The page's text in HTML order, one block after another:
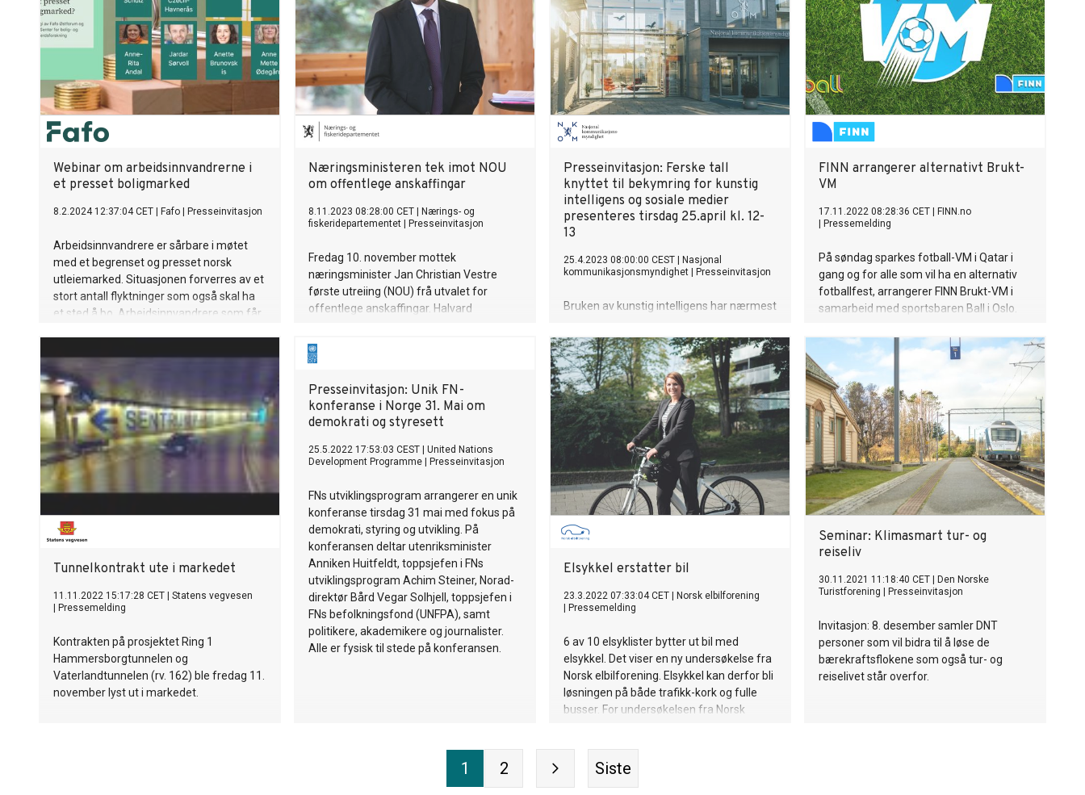
Webinar om arbeidsinnvandrerne i
et presset boligmarked
8.2.2024 12:37:04 CET Fafo Presseinvitasjon
Arbeidsinnvandrere er sårbare i møtet
med et begrenset og presset norsk
utleiemarked. Situasjonen forverres av et
stort antall flyktninger som også skal ha
et sted å bo. Arbeidsinnvandrere som får
vil vi sette søkelyset på
arbeidsinnvandreres boforhold, med vekt
på dem som ikke eier egen bolig.
Næringsministeren tek imot NOU
om offentlege anskaffingar
8.11.2023 08:28:00 CET
Nærings- og
fiskeridepartementet
Presseinvitasjon
Fredag 10. november mottek
næringsminister Jan Christian Vestre
første utreiing (NOU) frå utvalet for
offentlege anskaffingar. Halvard
fjor fekk i oppdrag å revidere regelverket.
Presseinvitasjon: Ferske tall
knyttet til bekymring for kunstig
intelligens og sosiale medier
presenteres tirsdag 25.april kl. 12-
13
25.4.2023 08:00:00 CEST
Nasjonal
kommunikasjonsmyndighet
Presseinvitasjon
Bruken av kunstig intelligens har nærmest
vennen» på Snapchat. Bør vi frykte den
raske teknologiutviklingen, og hva kan vi
gjøre for å ha kontroll? Hvordan kan vi
kontrollere de som kontrollerer oss, og
bør vi være bekymret for manipulering
når vi nå går inn i en valgkamp her i
Norge?
FINN arrangerer alternativt Brukt-
VM
17.11.2022 08:28:36 CET
FINN.no
Pressemelding
På søndag sparkes fotball-VM i Qatar i
gang og for alle som vil ha en alternativ
fotballfest, arrangerer FINN Brukt-VM i
samarbeid med sportsbaren Ball i Oslo.
årets kamper erstattes med noen godt
brukte klassikere fra tidligere VM.
Tunnelkontrakt ute i markedet
11.11.2022 15:17:28 CET
Statens vegvesen
Pressemelding
Kontrakten på prosjektet Ring 1
Hammersborgtunnelen og
Vaterlandtunnelen (rv. 162) ble fredag 11.
november lyst ut i markedet.
Presseinvitasjon: Unik FN-
konferanse i Norge 31. Mai om
demokrati og styresett
25.5.2022 17:53:03 CEST
United Nations
Development Programme
Presseinvitasjon
FNs utviklingsprogram arrangerer en unik
konferanse tirsdag 31 mai med fokus på
demokrati, styring og utvikling. På
konferansen deltar utenriksminister
Anniken Huitfeldt, toppsjefen i FNs
utviklingsprogram Achim Steiner, Norad-
direktør Bård Vegar Solhjell, toppsjefen i
FNs befolkningsfond (UNFPA), samt
politikere, akademikere og journalister.
Alle er fysisk til stede på konferansen.
Elsykkel erstatter bil
23.3.2022 07:33:04 CET
Norsk elbilforening
Pressemelding
6 av 10 elsyklister bytter ut bil med
elsykkel. Det viser en ny undersøkelse fra
Norsk elbilforening. Elsykkel kan derfor bli
løsningen på både trafikk-kork og fulle
busser. For undersøkelsen fra Norsk
kollektivtransport. 56 prosent av
elsyklistene har erstattet bilkjøring med
Seminar: Klimasmart tur- og
reiseliv
30.11.2021 11:18:40 CET
Den Norske
Turistforening
Presseinvitasjon
Invitasjon: 8. desember samler DNT
personer som vil bidra til å løse de
bærekraftsflokene som også tur- og
reiselivet står overfor.
1 2 Siste